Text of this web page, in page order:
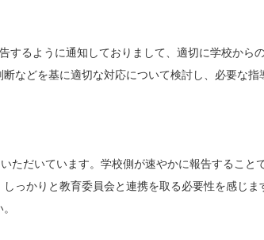
るように通知しておりまして、適切に学校から
などを基に適切な対応について検討し、必要な
だいています。学校側が速やかに報告すること
っかりと教育委員会と連携を取る必要性を感じま